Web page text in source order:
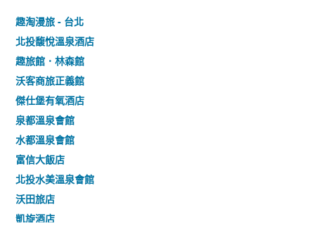
趣淘漫旅 - 台北
北投馥悅溫泉酒店
趣旅館．林森館
沃客商旅正義館
傑仕堡有氧酒店
泉都溫泉會館
水都溫泉會館
富信大飯店
北投水美溫泉會館
沃田旅店
凱旋酒店